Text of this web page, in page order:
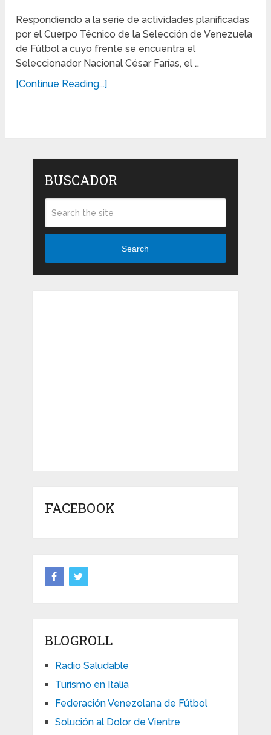
Respondiendo a la serie de actividades planificadas
por el Cuerpo Técnico de la Selección de Venezuela
de Fútbol a cuyo frente se encuentra el
Seleccionador Nacional César Farías, el …
[Continue Reading...]
BUSCADOR
Search
FACEBOOK
BLOGROLL
Radio Saludable
Turismo en Italia
Federación Venezolana de Fútbol
Solución al Dolor de Vientre